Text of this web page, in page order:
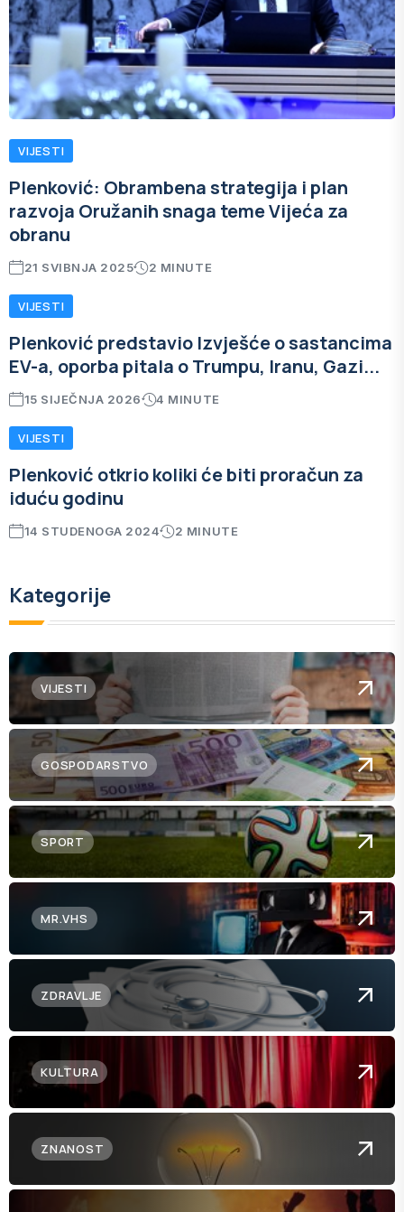
VIJESTI
Plenković: Obrambena strategija i plan
razvoja Oružanih snaga teme Vijeća za
obranu
21 SVIBNJA 2025 2 MINUTE
VIJESTI
Plenković predstavio Izvješće o sastancima
EV-a, oporba pitala o Trumpu, Iranu, Gazi...
15 SIJEČNJA 2026 4 MINUTE
VIJESTI
Plenković otkrio koliki će biti proračun za
iduću godinu
14 STUDENOGA 2024 2 MINUTE
Kategorije
VIJESTI
GOSPODARSTVO
SPORT
MR.VHS
ZDRAVLJE
KULTURA
ZNANOST